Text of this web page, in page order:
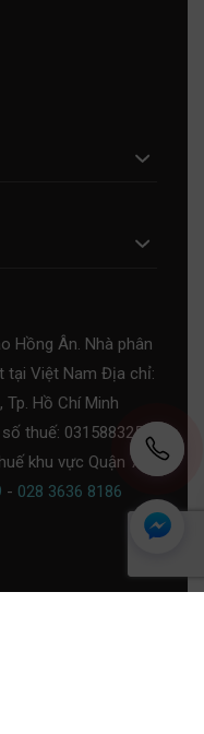
Hồng Ân. Nhà phân
tại Việt Nam Địa chỉ:
Tp. Hồ Chí Minh
thuế: 0315883253,
khu vực Quận 7 -
- 028 3636 8186